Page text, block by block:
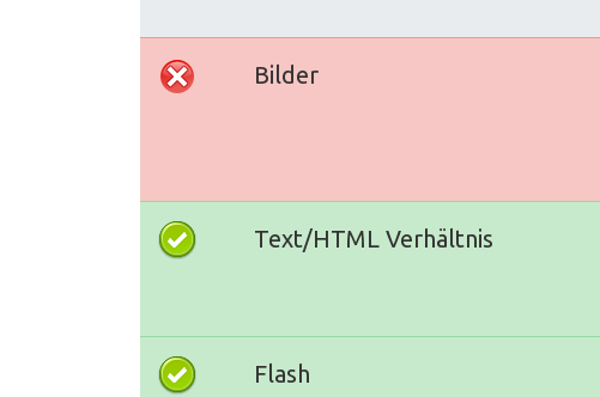
Bilder
Text/HTML Verhältnis
Flash